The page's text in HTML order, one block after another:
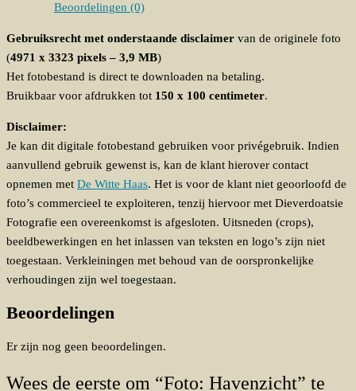
Beoordelingen (0)
Gebruiksrecht met onderstaande disclaimer van de originele foto
(4971 x 3323 pixels – 3,9 MB)
Het fotobestand is direct te downloaden na betaling.
Bruikbaar voor afdrukken tot 150 x 100 centimeter.
Disclaimer:
Je kan dit digitale fotobestand gebruiken voor privégebruik. Indien
aanvullend gebruik gewenst is, kan de klant hierover contact
opnemen met De Witte Haas. Het is voor de klant niet geoorloofd de
foto’s commercieel te exploiteren, tenzij hiervoor met Dieverdoatsie
Fotografie een overeenkomst is afgesloten. Uitsneden (crops),
beeldbewerkingen en het inlassen van teksten en logo’s zijn niet
toegestaan. Verkleiningen met behoud van de oorspronkelijke
verhoudingen zijn wel toegestaan.
Beoordelingen
Er zijn nog geen beoordelingen.
Wees de eerste om “Foto: Havenzicht” te